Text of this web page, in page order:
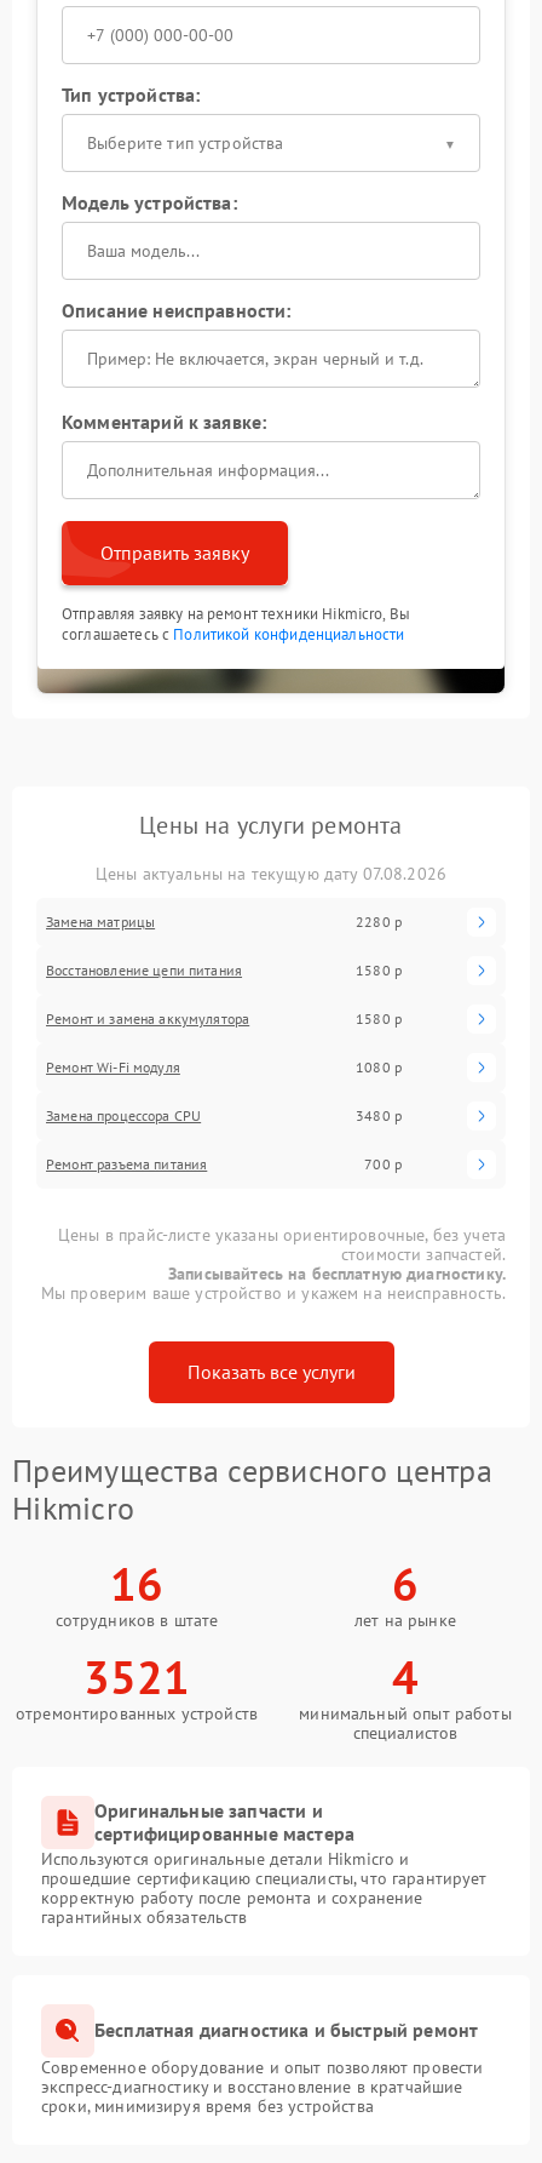
Тип устройства:
Выберите тип устройства
Модель устройства:
Описание неисправности:
Комментарий к заявке:
Отправить заявку
Отправляя заявку на ремонт техники Hikmicro, Вы
соглашаетесь с Политикой конфиденциальности
Цены на услуги ремонта
Цены актуальны на текущую дату 07.08.2026
Замена матрицы 2280 р
Восстановление цепи питания 1580 р
Ремонт и замена аккумулятора 1580 р
Ремонт Wi-Fi модуля 1080 р
Замена процессора CPU 3480 р
Ремонт разъема питания 700 р
Цены в прайс-листе указаны ориентировочные, без учета
стоимости запчастей.
Записывайтесь на бесплатную диагностику.
Мы проверим ваше устройство и укажем на неисправность.
Показать все услуги
Преимущества сервисного центра
Hikmicro
16
сотрудников в штате
6
лет на рынке
3521
отремонтированных устройств
4
минимальный опыт работы
специалистов
Оригинальные запчасти и
сертифицированные мастера
Используются оригинальные детали Hikmicro и
прошедшие сертификацию специалисты, что гарантирует
корректную работу после ремонта и сохранение
гарантийных обязательств
Бесплатная диагностика и быстрый ремонт
Современное оборудование и опыт позволяют провести
экспресс-диагностику и восстановление в кратчайшие
сроки, минимизируя время без устройства